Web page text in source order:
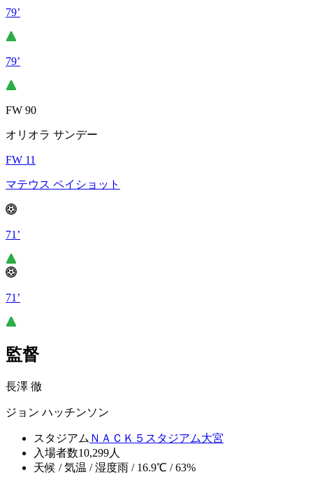
79’
79’
FW 90
オリオラ サンデー
FW 11
マテウス ペイショット
71’
71’
監督
長澤 徹
ジョン ハッチンソン
スタジアム ＮＡＣＫ５スタジアム大宮
入場者数10,299人
天候 / 気温 / 湿度雨 / 16.9℃ / 63%